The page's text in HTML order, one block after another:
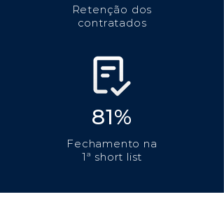
Retenção dos
contratados
81%
Fechamento na
1ª short list